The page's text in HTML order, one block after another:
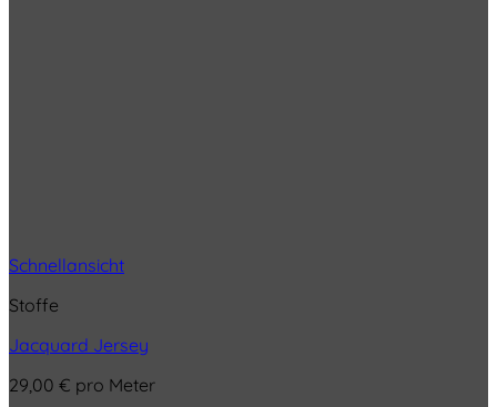
Schnellansicht
Stoffe
Jacquard Jersey
29,00 € pro Meter